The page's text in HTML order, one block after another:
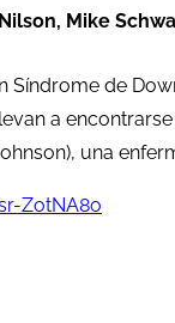
Mike
Síndrome de
a
una
ZotNA8o